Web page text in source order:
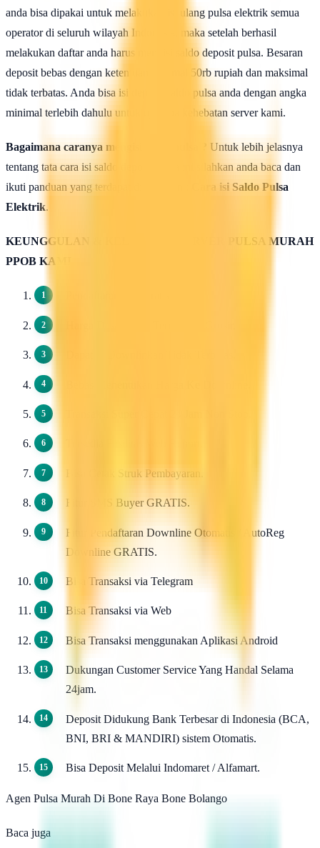
anda bisa dipakai untuk melakukan isi ulang pulsa elektrik semua
operator di seluruh wilayah Indonesia, maka setelah berhasil
melakukan daftar anda harus mengisi saldo deposit pulsa. Besaran
deposit bebas dengan ketentuan minimal 50rb rupiah dan maksimal
tidak terbatas. Anda bisa isi deposit saldo pulsa anda dengan angka
minimal terlebih dahulu untuk uji coba kehebatan server kami.
Bagaimana caranya mengisi saldo pulsa ?
Untuk lebih jelasnya
tentang tata cara isi saldo deposit pulsa ini silahkan anda baca dan
ikuti panduan yang terdapat di halaman :
Cara isi Saldo Pulsa
Elektrik.
KEUNGGULAN & KELEBIHAN SERVER PULSA MURAH
PPOB KAMI
Bisa Cetak Struk Pembayaran.
Fitur SMS Buyer GRATIS.
Fitur Pendaftaran Downline Otomatis / AutoReg
Downline GRATIS.
Bisa Transaksi via Telegram
Bisa Transaksi via Web
Bisa Transaksi menggunakan Aplikasi Android
Dukungan Customer Service Yang Handal Selama
24jam.
Deposit Didukung Bank Terbesar di Indonesia (BCA,
BNI, BRI & MANDIRI) sistem Otomatis.
Bisa Deposit Melalui Indomaret / Alfamart.
Agen Pulsa Murah Di Bone Raya Bone Bolango
Baca juga